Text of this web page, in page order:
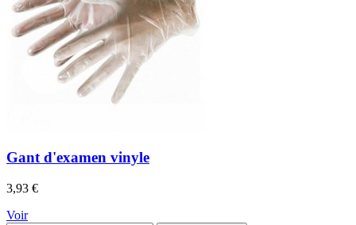
Gant d'examen vinyle
3,93 €Prix
Voir